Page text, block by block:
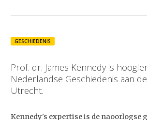
GESCHIEDENIS
Prof. dr. James Kennedy is
Nederlandse Geschiedenis aan
Utrecht.
Kennedy's expertise is de naoorlogse